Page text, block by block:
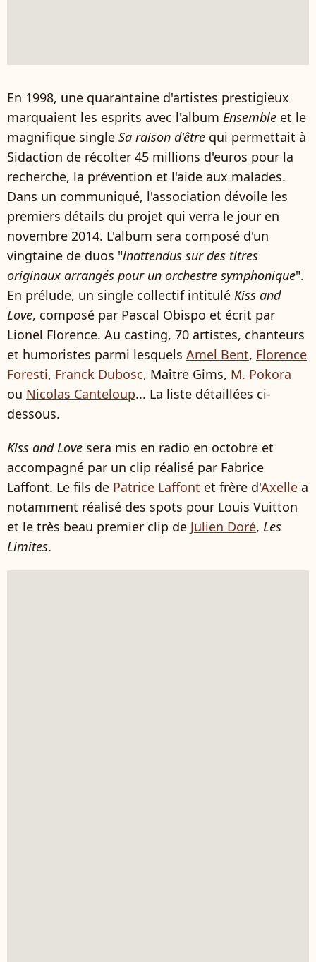
En 1998, une quarantaine d'artistes prestigieux
marquaient les esprits avec l'album Ensemble et le
magnifique single Sa raison d'être qui permettait à
Sidaction de récolter 45 millions d'euros pour la
recherche, la prévention et l'aide aux malades.
Dans un communiqué, l'association dévoile les
premiers détails du projet qui verra le jour en
novembre 2014. L'album sera composé d'un
vingtaine de duos "inattendus sur des titres
originaux arrangés pour un orchestre symphonique".
En prélude, un single collectif intitulé Kiss and
Love, composé par Pascal Obispo et écrit par
Lionel Florence. Au casting, 70 artistes, chanteurs
et humoristes parmi lesquels Amel Bent, Florence
Foresti, Franck Dubosc, Maître Gims, M. Pokora
ou Nicolas Canteloup... La liste détaillées ci-
dessous.
Kiss and Love sera mis en radio en octobre et
accompagné par un clip réalisé par Fabrice
Laffont. Le fils de Patrice Laffont et frère d'Axelle a
notamment réalisé des spots pour Louis Vuitton
et le très beau premier clip de Julien Doré, Les
Limites.